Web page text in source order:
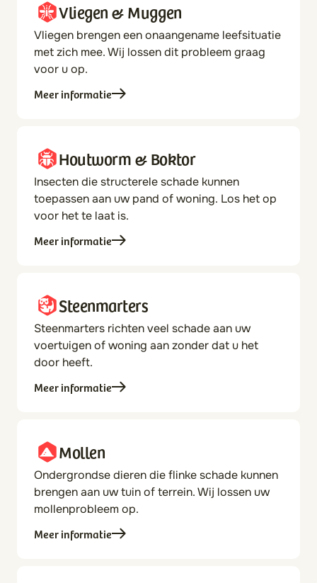
Vliegen & Muggen
Vliegen brengen een onaangename leefsituatie
met zich mee. Wij lossen dit probleem graag
voor u op.
Meer informatie
Houtworm & Boktor
Insecten die structerele schade kunnen
toepassen aan uw pand of woning. Los het op
voor het te laat is.
Meer informatie
Steenmarters
Steenmarters richten veel schade aan uw
voertuigen of woning aan zonder dat u het
door heeft.
Meer informatie
Mollen
Ondergrondse dieren die flinke schade kunnen
brengen aan uw tuin of terrein. Wij lossen uw
mollenprobleem op.
Meer informatie